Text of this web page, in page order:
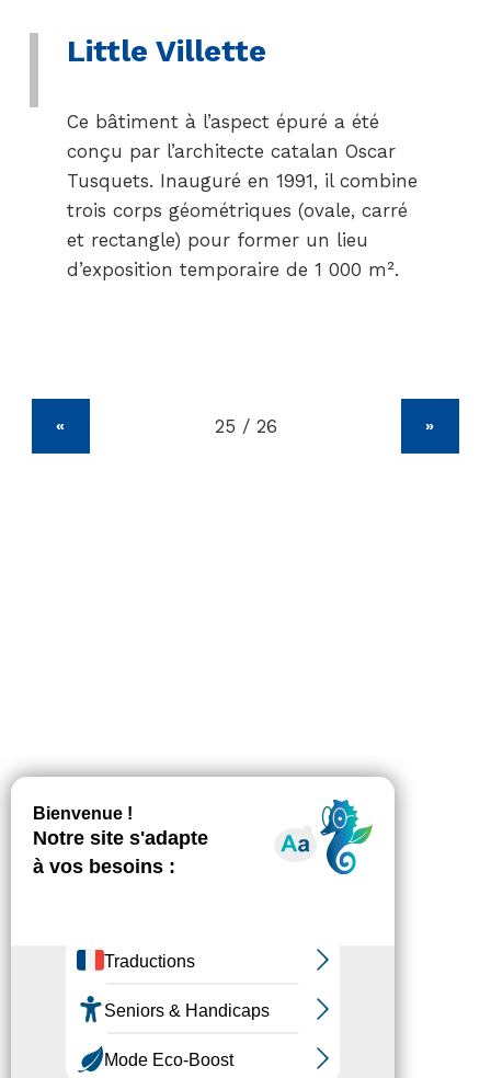
Little Villette
Ce bâtiment à l’aspect épuré a été
conçu par l’architecte catalan Oscar
Tusquets. Inauguré en 1991, il combine
trois corps géométriques (ovale, carré
et rectangle) pour former un lieu
d’exposition temporaire de 1 000 m².
« »